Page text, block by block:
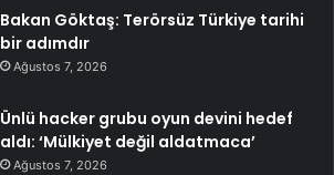
Bakan Göktaş: Terörsüz Türkiye tarihi
bir adımdır
Ağustos 7, 2026
Ünlü hacker grubu oyun devini hedef
aldı: ‘Mülkiyet değil aldatmaca’
Ağustos 7, 2026